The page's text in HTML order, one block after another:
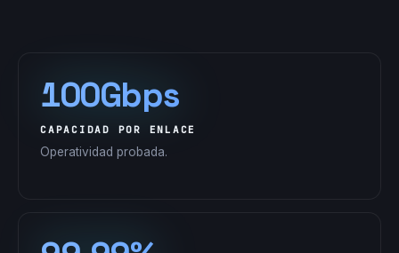
100Gbps
CAPACIDAD POR ENLACE
Operatividad probada.